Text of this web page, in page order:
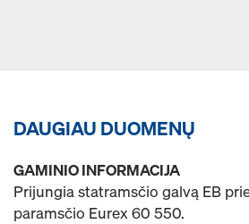
DAUGIAU DUOMENŲ
GAMINIO INFORMACIJA
Prijungia statramsčio galvą EB
paramsčio Eurex 60 550.